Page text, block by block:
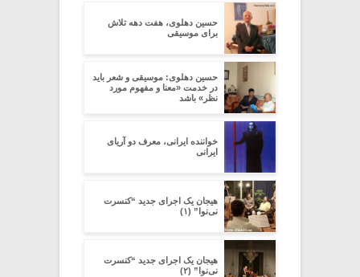
حسین دهلوی، هفت دهه تلاش
برای موسیقی
حسین دهلوی: موسیقی و شعر باید
در خدمت «معنا و مفهوم مورد
نظر» باشد
خواننده ایرانی، معرف دو آریای
ایرانی
هیجان یک اجرای جدید “کنسرت
نی‌نوا” (۱)
هیجان یک اجرای جدید “کنسرت
نی‌نوا” (۲)